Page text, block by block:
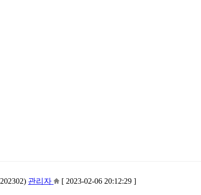
관리자 [ 2023-02-06 20:12:29 ]